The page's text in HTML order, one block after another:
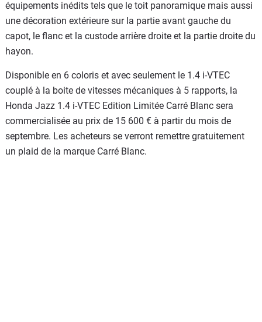
équipements inédits tels que le toit panoramique mais aussi
une décoration extérieure sur la partie avant gauche du
capot, le flanc et la custode arrière droite et la partie droite du
hayon.
Disponible en 6 coloris et avec seulement le 1.4 i-VTEC
couplé à la boite de vitesses mécaniques à 5 rapports, la
Honda Jazz 1.4 i-VTEC Edition Limitée Carré Blanc sera
commercialisée au prix de 15 600 € à partir du mois de
septembre. Les acheteurs se verront remettre gratuitement
un plaid de la marque Carré Blanc.